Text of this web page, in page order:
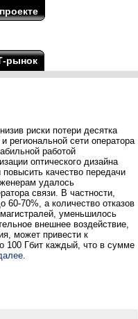
рынок
риски потери десятка
региональной сети оператора
работой
оптического дизайна
качество передачи
удалось
связи. В частности,
60-70%, а количество отказов
уменьшилось
внешнее воздействие,
может привести к
100 Гбит каждый, что в сумме
.